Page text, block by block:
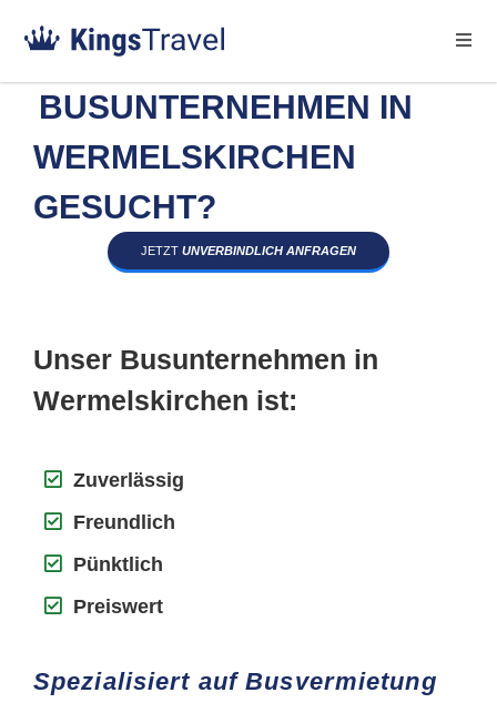
BUSUNTERNEHMEN IN
WERMELSKIRCHEN
GESUCHT?
JETZT UNVERBINDLICH ANFRAGEN
Unser Busunternehmen in
Wermelskirchen ist:
Zuverlässig
Freundlich
Pünktlich
Preiswert
Spezialisiert auf Busvermietung